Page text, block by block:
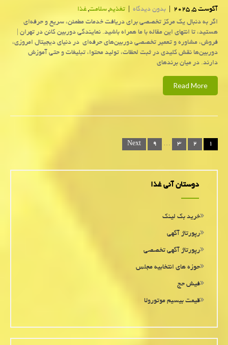
آگوست 5, 2025 | بدون دیدگاه | تغذیه,سلامت,غذا
اگر به دنبال یک مرکز تخصصی برای دریافت خدمات مطمئن، سریع و حرفه‌ای
هستید، تا انتهای این مقاله با ما همراه باشید. نمایندگی دوربین کانن در تهران |
فروش، مشاوره و تعمیر تخصصی دوربین‌های حرفه‌ای در دنیای دیجیتال امروزی،
دوربین‌ها نقش کلیدی در ثبت لحظات، تولید محتوا، تبلیغات و حتی آموزش
دارند. در میان برندهای
Read More
Posts
navigation
۲ ۳ … ۹ Next
دوستان آنی غذا
خرید بک لینک
رپورتاژ آگهی
رپورتاژ آگهی تخصصی
حوزه های انتخابیه مجلس
فیش حج
قیمت بیسیم موتورولا